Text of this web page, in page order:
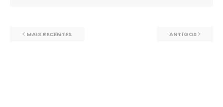
MAIS RECENTES ANTIGOS